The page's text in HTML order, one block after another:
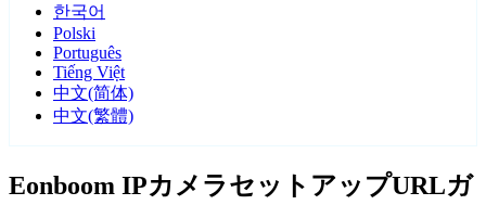
한국어
Polski
Português
Tiếng Việt
中文(简体)
中文(繁體)
Eonboom IPカメラセットアップURLガ